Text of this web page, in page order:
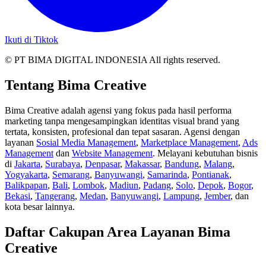
Ikuti di Tiktok
© PT BIMA DIGITAL INDONESIA All rights reserved.
Tentang Bima Creative
Bima Creative adalah agensi yang fokus pada hasil performa
marketing tanpa mengesampingkan identitas visual brand yang
tertata, konsisten, profesional dan tepat sasaran. Agensi dengan
layanan Sosial Media Management, Marketplace Management, Ads
Management dan Website Management. Melayani kebutuhan bisnis
di Jakarta, Surabaya, Denpasar, Makassar, Bandung, Malang,
Yogyakarta, Semarang, Banyuwangi, Samarinda, Pontianak,
Balikpapan, Bali, Lombok, Madiun, Padang, Solo, Depok, Bogor,
Bekasi, Tangerang, Medan, Banyuwangi, Lampung, Jember, dan
kota besar lainnya.
Daftar Cakupan Area Layanan Bima
Creative